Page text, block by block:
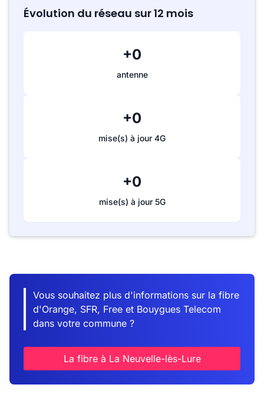
Évolution du réseau sur 12 mois
+0
antenne
+0
mise(s) à jour 4G
+0
mise(s) à jour 5G
Vous souhaitez plus d'informations sur la fibre
d'Orange, SFR, Free et Bouygues Telecom
dans votre commune ?
La fibre à La Neuvelle-lès-Lure